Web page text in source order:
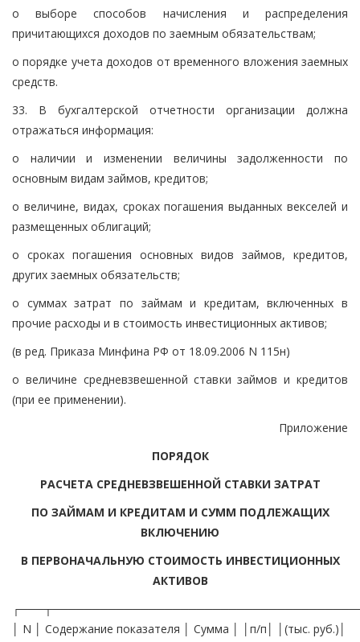
о выборе способов начисления и распределения
причитающихся доходов по заемным обязательствам;
о порядке учета доходов от временного вложения заемных
средств.
33. В бухгалтерской отчетности организации должна
отражаться информация:
о наличии и изменении величины задолженности по
основным видам займов, кредитов;
о величине, видах, сроках погашения выданных векселей и
размещенных облигаций;
о сроках погашения основных видов займов, кредитов,
других заемных обязательств;
о суммах затрат по займам и кредитам, включенных в
прочие расходы и в стоимость инвестиционных активов;
(в ред. Приказа Минфина РФ от 18.09.2006 N 115н)
о величине средневзвешенной ставки займов и кредитов
(при ее применении).
Приложение
ПОРЯДОК
РАСЧЕТА СРЕДНЕВЗВЕШЕННОЙ СТАВКИ ЗАТРАТ
ПО ЗАЙМАМ И КРЕДИТАМ И СУММ ПОДЛЕЖАЩИХ
ВКЛЮЧЕНИЮ
В ПЕРВОНАЧАЛЬНУЮ СТОИМОСТЬ ИНВЕСТИЦИОННЫХ
АКТИВОВ
│ N │ Содержание показателя │ Сумма │ │п/п│ │(тыс. руб.)│